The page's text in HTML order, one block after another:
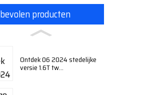
producten
Ontdek 06 2024 stedelijke
versie 1.6T tw...